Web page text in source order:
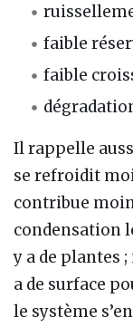
faible
faible
Il rappelle
se refroidit
contribue
condensation
y a de plantes
a de surface
le système